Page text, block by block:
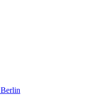
Berlin